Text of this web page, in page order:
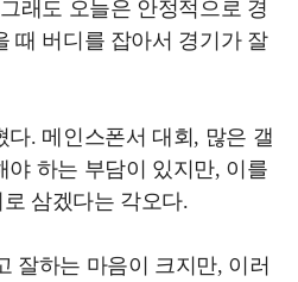
래도 오늘은 안정적으로 경
때 버디를 잡아서 경기가 잘
다. 메인스폰서 대회, 많은 갤
야 하는 부담이 있지만, 이를
삼겠다는 각오다.
잘하는 마음이 크지만, 이러